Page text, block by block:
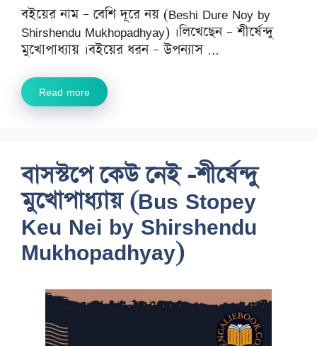
বইয়ের নাম – বেশি দূরে নয় (Beshi Dure Noy by
Shirshendu Mukhopadhyay) ।লিখেছেন – শীর্ষেন্দু
মুখোপাধ্যায় ।বইয়ের ধরন – উপন্যাস …
Read more
বাসস্টপে কেউ নেই -শীর্ষেন্দু
মুখোপাধ্যায় (Bus Stopey
Keu Nei by Shirshendu
Mukhopadhyay)